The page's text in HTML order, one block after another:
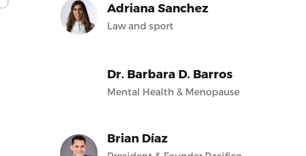
Adriana Sanchez
Law and sport
Dr. Barbara D. Barros
Mental Health & Menopause
Brian Díaz